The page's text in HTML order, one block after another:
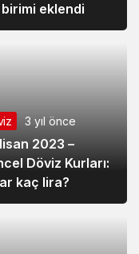
eklendi
3 yıl önce
2023 –
Döviz Kurları:
kaç lira?